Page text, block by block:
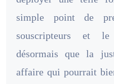
simple point de
souscripteurs et le
désormais que la
affaire qui pourrait